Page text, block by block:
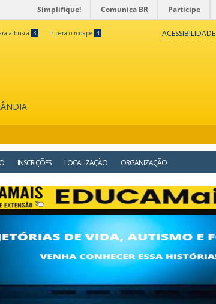
Simplifique! Comunica BR Participe
a busca 3 Ir para o rodapé 4 ACESSIBILIDADE
INSCRIÇÕES LOCALIZAÇÃO ORGANIZAÇÃO